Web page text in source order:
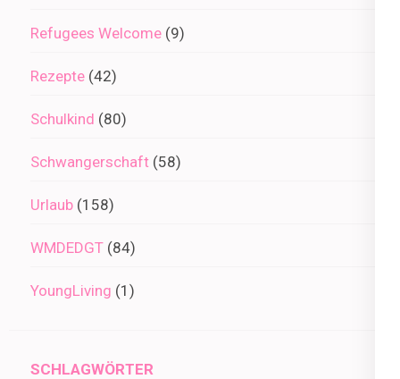
Refugees Welcome (9)
Rezepte (42)
Schulkind (80)
Schwangerschaft (58)
Urlaub (158)
WMDEDGT (84)
YoungLiving (1)
SCHLAGWÖRTER